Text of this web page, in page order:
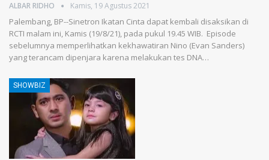
ALBAR RIDHO Kamis, 19 Agustus 2021
Palembang, BP--Sinetron Ikatan Cinta dapat kembali disaksikan di
RCTI malam ini, Kamis (19/8/21), pada pukul 19.45 WIB. Episode
sebelumnya memperlihatkan kekhawatiran Nino (Evan Sanders)
yang terancam dipenjara karena melakukan tes DNA…
SHOWBIZ